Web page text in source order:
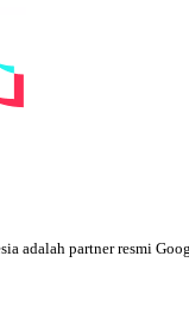
adalah partner resmi